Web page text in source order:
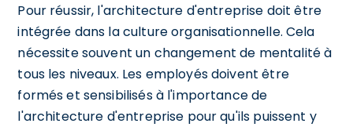
Pour réussir, l'architecture d'entreprise doit être
intégrée dans la culture organisationnelle. Cela
nécessite souvent un changement de mentalité à
tous les niveaux. Les employés doivent être
formés et sensibilisés à l'importance de
l'architecture d'entreprise pour qu'ils puissent y